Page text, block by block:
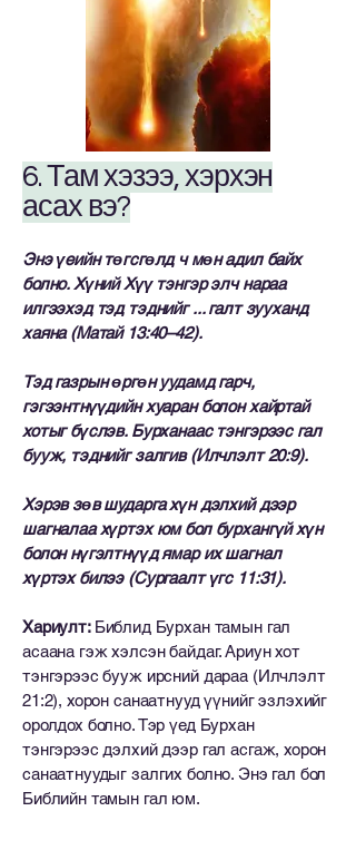
6. Там хэзээ, хэрхэн
асах вэ?
Энэ үеийн төгсгөлд ч мөн адил байх
болно. Хүний Хүү тэнгэр элч нараа
илгээхэд тэд тэднийг ... галт зууханд
хаяна (Матай 13:40–42).
Тэд газрын өргөн уудамд гарч,
гэгээнтнүүдийн хуаран болон хайртай
хотыг бүслэв. Бурханаас тэнгэрээс гал
бууж, тэднийг залгив (Илчлэлт 20:9).
Хэрэв зөв шударга хүн дэлхий дээр
шагналаа хүртэх юм бол бурхангүй хүн
болон нүгэлтнүүд ямар их шагнал
хүртэх билээ (Сургаалт үгс 11:31).
Хариулт: Библид Бурхан тамын гал
асаана гэж хэлсэн байдаг. Ариун хот
тэнгэрээс бууж ирсний дараа (Илчлэлт
21:2), хорон санаатнууд үүнийг эзлэхийг
оролдох болно. Тэр үед Бурхан
тэнгэрээс дэлхий дээр гал асгаж, хорон
санаатнуудыг залгих болно. Энэ гал бол
Библийн тамын гал юм.